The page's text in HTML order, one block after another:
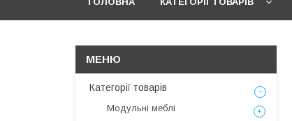
Категорії товарів
Модульні меблі